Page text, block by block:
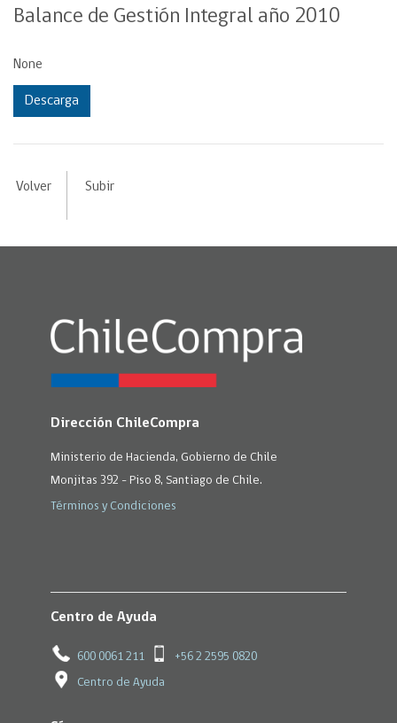
Balance de Gestión Integral año 2010
None
Descarga
Volver Subir
Dirección ChileCompra
Ministerio de Hacienda, Gobierno de Chile
Monjitas 392 - Piso 8, Santiago de Chile.
Términos y Condiciones
Centro de Ayuda
600 0061 211 +56 2 2595 0820
Centro de Ayuda